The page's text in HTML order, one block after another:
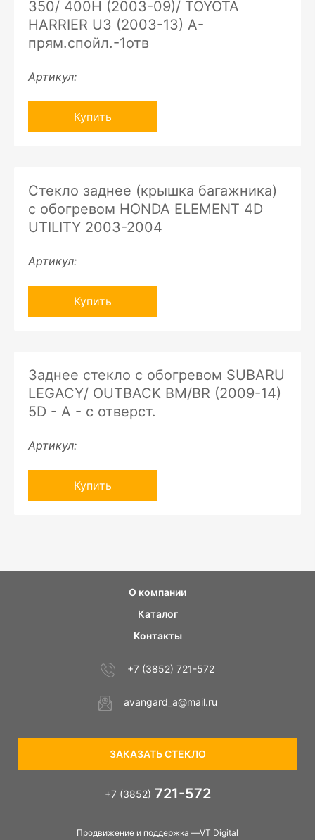
350/ 400H (2003-09)/ TOYOTA
HARRIER U3 (2003-13) A-
прям.спойл.-1отв
Артикул:
Купить
Стекло заднее (крышка багажника)
с обогревом HONDA ELEMENT 4D
UTILITY 2003-2004
Артикул:
Купить
Заднее стекло с обогревом SUBARU
LEGACY/ OUTBACK BM/BR (2009-14)
5D - A - с отверст.
Артикул:
Купить
Продвижение и поддержка —VT Digital
О компании
Каталог
Контакты
+7 (3852) 721-572
avangard_a@mail.ru
ЗАКАЗАТЬ СТЕКЛО
+7 (3852) 721-572